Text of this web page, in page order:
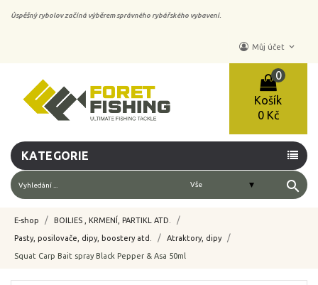
Úspěšný rybolov začíná výběrem správného rybářského vybavení.
Můj účet keyboard_arrow_down
Košík
0
0 Kč
KATEGORIE
search
E-shop BOILIES , KRMENÍ, PARTIKL ATD.
Pasty, posilovače, dipy, boostery atd. Atraktory, dipy
Squat Carp Bait spray Black Pepper & Asa 50ml